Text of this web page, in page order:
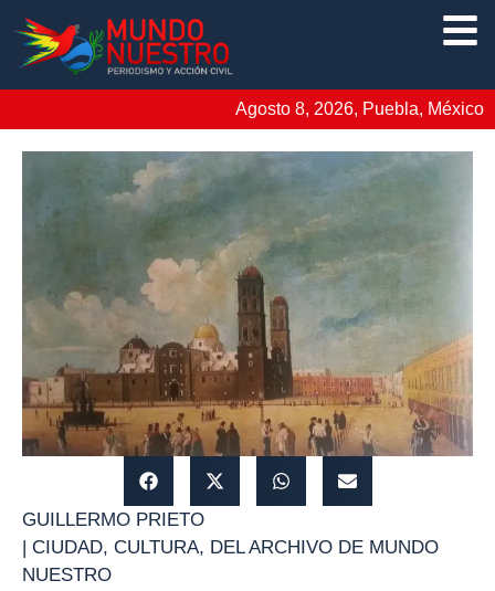
Agosto 8, 2026, Puebla, México
GUILLERMO PRIETO
CIUDAD, CULTURA, DEL ARCHIVO DE MUNDO
NUESTRO